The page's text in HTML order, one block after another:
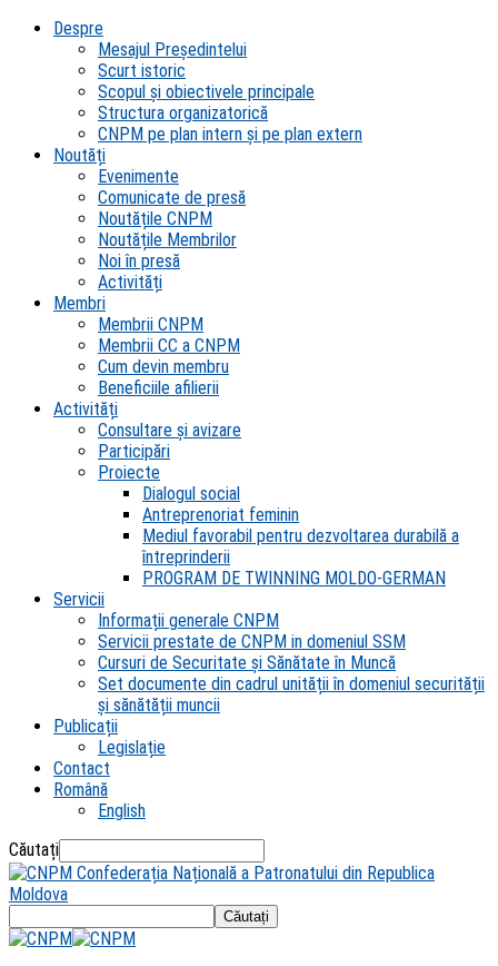
Despre
Mesajul Președintelui
Scurt istoric
Scopul şi obiectivele principale
Structura organizatorică
CNPM pe plan intern şi pe plan extern
Noutăți
Evenimente
Comunicate de presă
Noutățile CNPM
Noutățile Membrilor
Noi în presă
Activități
Membri
Membrii CNPM
Membrii CC a CNPM
Cum devin membru
Beneficiile afilierii
Activități
Consultare și avizare
Participări
Proiecte
Dialogul social
Antreprenoriat feminin
Mediul favorabil pentru dezvoltarea durabilă a
întreprinderii
PROGRAM DE TWINNING MOLDO-GERMAN
Servicii
Informații generale CNPM
Servicii prestate de CNPM in domeniul SSM
Cursuri de Securitate și Sănătate în Muncă
Set documente din cadrul unității în domeniul securității
și sănătății muncii
Publicații
Legislație
Contact
Română
English
Căutați
Confederația Națională a Patronatului din Republica
Moldova